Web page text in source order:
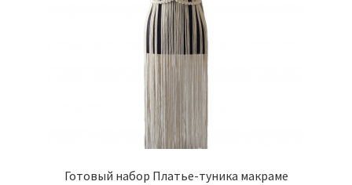
Готовый набор Платье-туника макраме